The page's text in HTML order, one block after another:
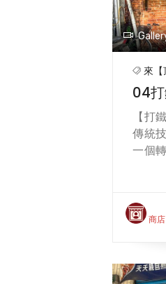
樂趣
車站
來【
04
【打
傳統
一個
如鐮
作品
當作
商店